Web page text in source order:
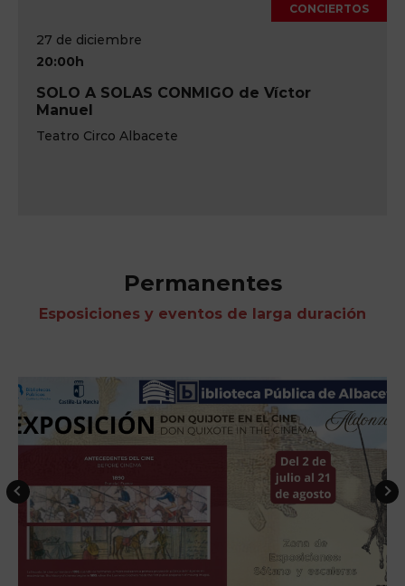
17 de octubre
20:00h
IM-PULSE Pink Floyd Tribute Live Show
Teatro Circo de Albacete
CONCIERTOS
Permanentes
Esposiciones y eventos de larga duración